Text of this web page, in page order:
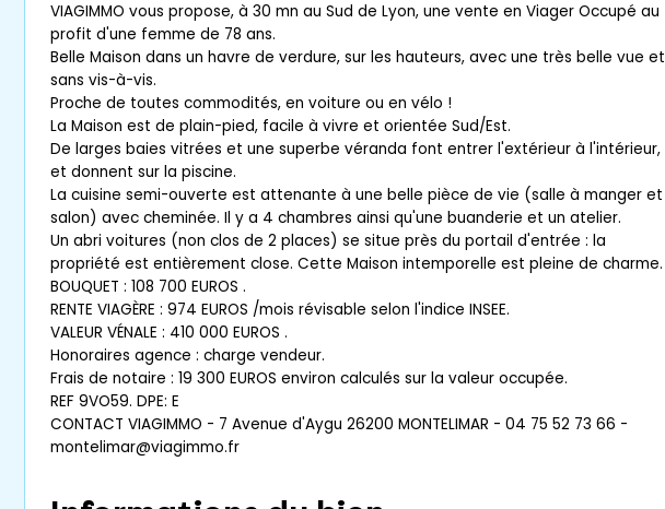
VIAGIMMO vous propose, à 30 mn au Sud de Lyon, une vente en Viager Occupé au
profit d'une femme de 78 ans.
Belle Maison dans un havre de verdure, sur les hauteurs, avec une très belle vue et
sans vis-à-vis.
Proche de toutes commodités, en voiture ou en vélo !
La Maison est de plain-pied, facile à vivre et orientée Sud/Est.
De larges baies vitrées et une superbe véranda font entrer l'extérieur à l'intérieur,
et donnent sur la piscine.
La cuisine semi-ouverte est attenante à une belle pièce de vie (salle à manger et
salon) avec cheminée. Il y a 4 chambres ainsi qu'une buanderie et un atelier.
Un abri voitures (non clos de 2 places) se situe près du portail d'entrée : la
propriété est entièrement close. Cette Maison intemporelle est pleine de charme.
BOUQUET : 108 700 EUROS .
RENTE VIAGÈRE : 974 EUROS /mois révisable selon l'indice INSEE.
VALEUR VÉNALE : 410 000 EUROS .
Honoraires agence : charge vendeur.
Frais de notaire : 19 300 EUROS environ calculés sur la valeur occupée.
REF 9VO59. DPE: E
CONTACT VIAGIMMO - 7 Avenue d'Aygu 26200 MONTELIMAR - 04 75 52 73 66 -
montelimar@viagimmo.fr